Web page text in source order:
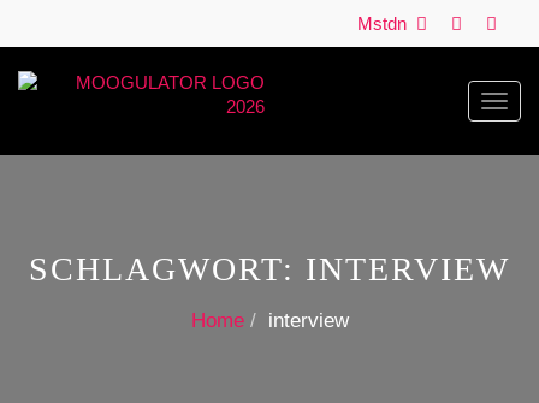
Mstdn
SCHLAGWORT: INTERVIEW
Home interview